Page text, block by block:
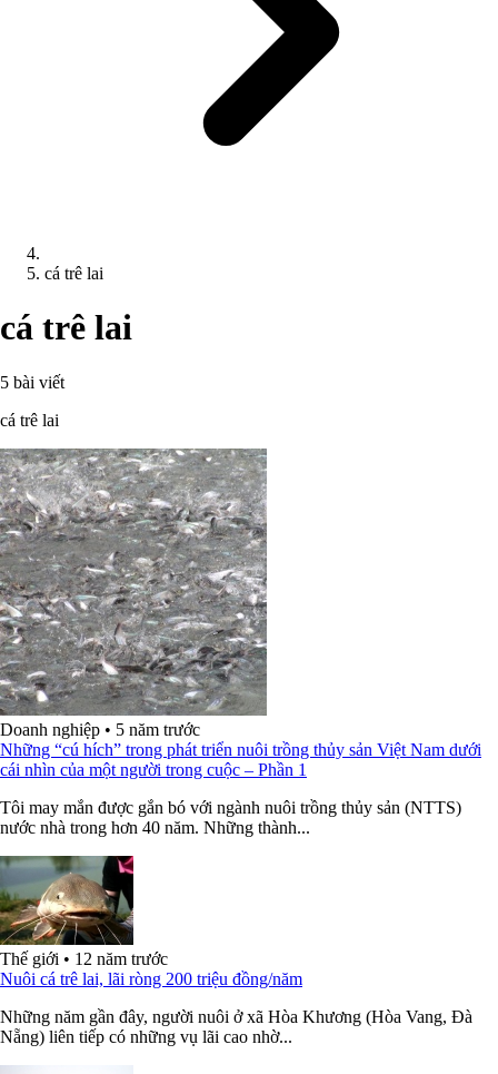
cá trê lai
cá trê lai
5 bài viết
cá trê lai
Doanh nghiệp • 5 năm trước
Những “cú hích” trong phát triển nuôi trồng thủy sản Việt Nam dưới
cái nhìn của một người trong cuộc – Phần 1
Tôi may mắn được gắn bó với ngành nuôi trồng thủy sản (NTTS)
nước nhà trong hơn 40 năm. Những thành...
Thế giới • 12 năm trước
Nuôi cá trê lai, lãi ròng 200 triệu đồng/năm
Những năm gần đây, người nuôi ở xã Hòa Khương (Hòa Vang, Đà
Nẵng) liên tiếp có những vụ lãi cao nhờ...